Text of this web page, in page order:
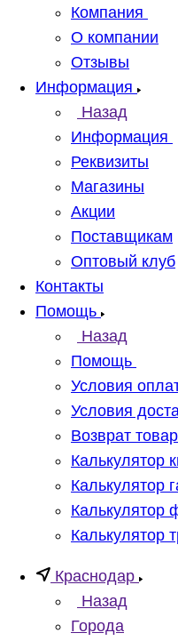
Компания
О компании
Отзывы
Информация
Назад
Информация
Реквизиты
Магазины
Акции
Поставщикам
Оптовый клуб
Контакты
Помощь
Назад
Помощь
Условия
Условия
Возврат
Калькулятор
Калькулятор
Калькулятор
Калькулятор
Краснодар
Назад
Города